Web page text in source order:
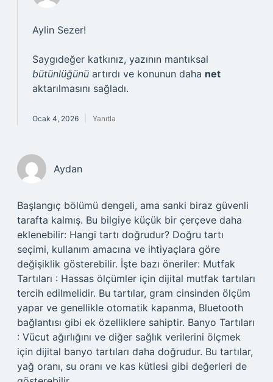
Aylin Sezer!
Saygıdeğer katkınız, yazının mantıksal
bütünlüğünü artırdı ve konunun daha net
aktarılmasını sağladı.
Ocak 4, 2026 Yanıtla
Aydan
Başlangıç bölümü dengeli, ama sanki biraz güvenli
tarafta kalmış. Bu bilgiye küçük bir çerçeve daha
eklenebilir: Hangi tartı doğrudur? Doğru tartı
seçimi, kullanım amacına ve ihtiyaçlara göre
değişiklik gösterebilir. İşte bazı öneriler: Mutfak
Tartıları : Hassas ölçümler için dijital mutfak tartıları
tercih edilmelidir. Bu tartılar, gram cinsinden ölçüm
yapar ve genellikle otomatik kapanma, Bluetooth
bağlantısı gibi ek özelliklere sahiptir. Banyo Tartıları
: Vücut ağırlığını ve diğer sağlık verilerini ölçmek
için dijital banyo tartıları daha doğrudur. Bu tartılar,
yağ oranı, su oranı ve kas kütlesi gibi değerleri de